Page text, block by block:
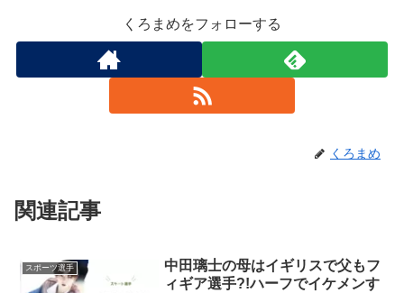
くろまめをフォローする
くろまめ
関連記事
スポーツ選手
中田璃士の母はイギリスで父もフ
ィギア選手?!ハーフでイケメンす